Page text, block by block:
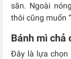
săn. Ngoài
thôi cũng muốn
Bánh mì chả
Đây là lựa chọn